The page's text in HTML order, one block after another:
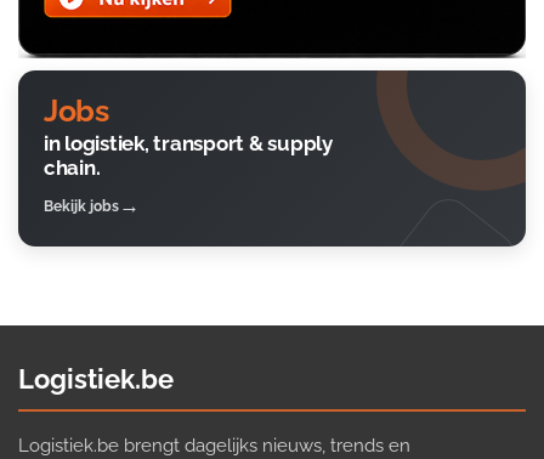
Jobs
in logistiek, transport & supply
chain.
Bekijk jobs
Logistiek.be
Logistiek.be brengt dagelijks nieuws, trends en